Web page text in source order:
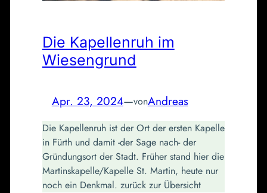
Die Kapellenruh im
Wiesengrund
Apr. 23, 2024—vonAndreas
Die Kapellenruh ist der Ort der ersten Kapelle
in Fürth und damit -der Sage nach- der
Gründungsort der Stadt. Früher stand hier die
Martinskapelle/Kapelle St. Martin, heute nur
noch ein Denkmal. zurück zur Übersicht